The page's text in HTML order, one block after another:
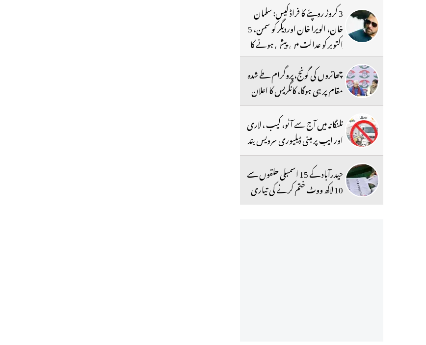
3 کروڑ روپئے کا فراڈ کیس: سلمان
خان، الویرا خان اوردیگر کو سمن، 5
اکتوبر کو عدالت میں پیش ہونے کا
حکم
چھاتروں کی گونج،پروگرام طے شدہ
مقام پر ہی ہوگا، کانگریس کا اعلان
تلنگانہ میں آج سے آٹو، کیب ، لاری
اور ایپ پر مبنی ڈیلیوری سرویس بند
حیدرآباد کے 15 اسمبلی حلقوں سے
10 لاکھ ووٹ ختم کرنے کی تیاری